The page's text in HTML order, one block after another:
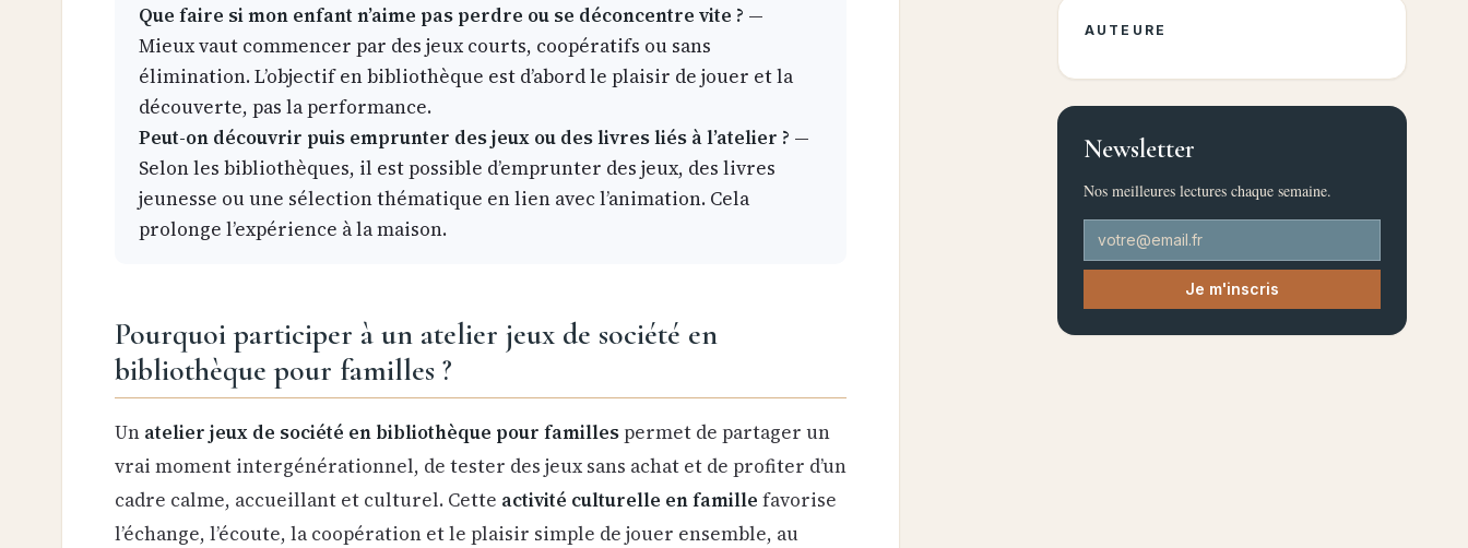
Que faire si mon enfant n’aime pas perdre ou se déconcentre vite ? —
Mieux vaut commencer par des jeux courts, coopératifs ou sans
élimination. L’objectif en bibliothèque est d’abord le plaisir de jouer et la
découverte, pas la performance.
Peut-on découvrir puis emprunter des jeux ou des livres liés à l’atelier ? —
Selon les bibliothèques, il est possible d’emprunter des jeux, des livres
jeunesse ou une sélection thématique en lien avec l’animation. Cela
prolonge l’expérience à la maison.
Pourquoi participer à un atelier jeux de société en
bibliothèque pour familles ?
Un atelier jeux de société en bibliothèque pour familles permet de partager un
vrai moment intergénérationnel, de tester des jeux sans achat et de profiter d’un
cadre calme, accueillant et culturel. Cette activité culturelle en famille favorise
l’échange, l’écoute, la coopération et le plaisir simple de jouer ensemble, au
AUTEURE
Newsletter
Nos meilleures lectures chaque semaine.
Je m'inscris